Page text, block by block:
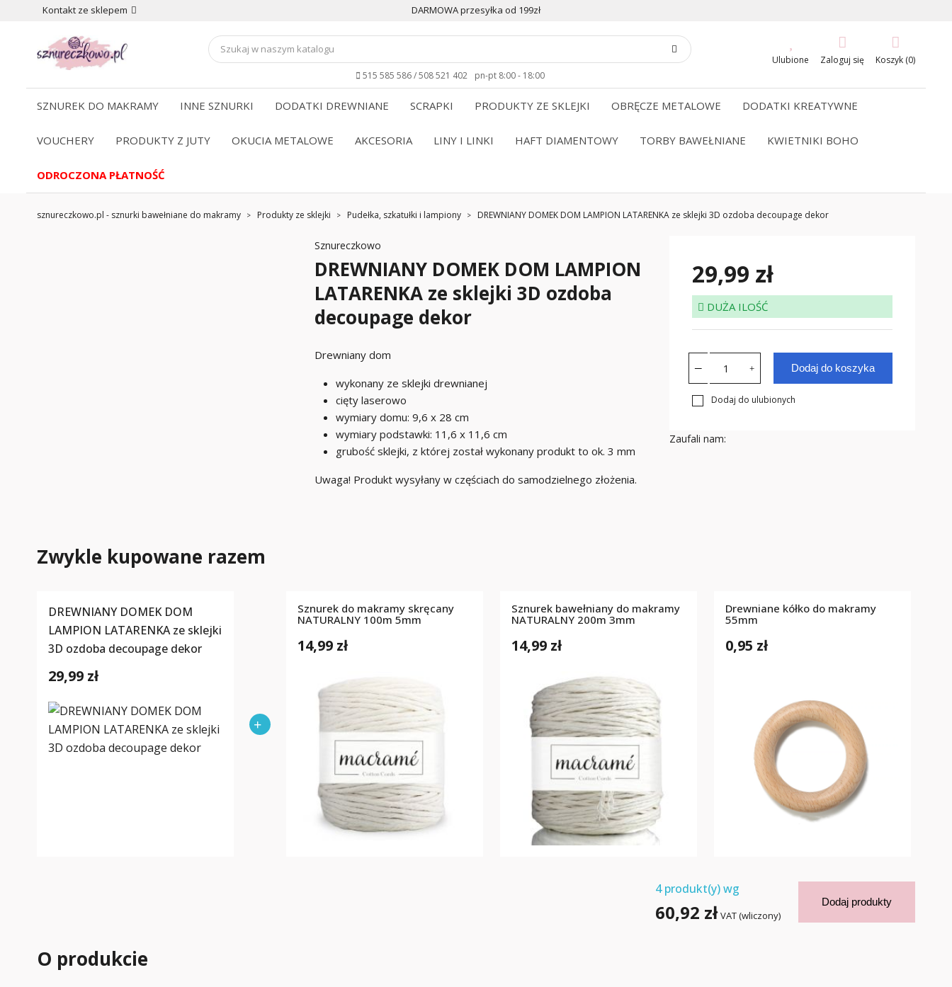
Kontakt ze sklepem DARMOWA przesyłka od 199zł
515 585 586 / 508 521 402 pn-pt 8:00 - 18:00
Ulubione Zaloguj się Koszyk (0)
SZNUREK DO MAKRAMY INNE SZNURKI DODATKI DREWNIANE SCRAPKI PRODUKTY ZE SKLEJKI OBRĘCZE METALOWE DODATKI KREATYWNE
VOUCHERY PRODUKTY Z JUTY OKUCIA METALOWE AKCESORIA LINY I LINKI HAFT DIAMENTOWY TORBY BAWEŁNIANE KWIETNIKI BOHO
ODROCZONA PŁATNOŚĆ
sznureczkowo.pl - sznurki bawełniane do makramy Produkty ze sklejki Pudełka, szkatułki i lampiony DREWNIANY DOMEK DOM LAMPION LATARENKA ze sklejki 3D ozdoba decoupage dekor
Sznureczkowo
DREWNIANY DOMEK DOM LAMPION
LATARENKA ze sklejki 3D ozdoba
decoupage dekor
Drewniany dom
wykonany ze sklejki drewnianej
cięty laserowo
wymiary domu: 9,6 x 28 cm
wymiary podstawki: 11,6 x 11,6 cm
grubość sklejki, z której został wykonany produkt to ok. 3 mm
Uwaga! Produkt wysyłany w częściach do samodzielnego złożenia.
29,99 zł
DUŻA ILOŚĆ
Dodaj do koszyka
Dodaj do ulubionych
Zaufali nam:
Zwykle kupowane razem
DREWNIANY DOMEK DOM
LAMPION LATARENKA ze sklejki
3D ozdoba decoupage dekor
29,99 zł
Sznurek do makramy skręcany
NATURALNY 100m 5mm
14,99 zł
Sznurek bawełniany do makramy
NATURALNY 200m 3mm
14,99 zł
Drewniane kółko do makramy
55mm
0,95 zł
4produkt(y) wg
60,92 zł VAT (wliczony)
Dodaj produkty
O produkcie